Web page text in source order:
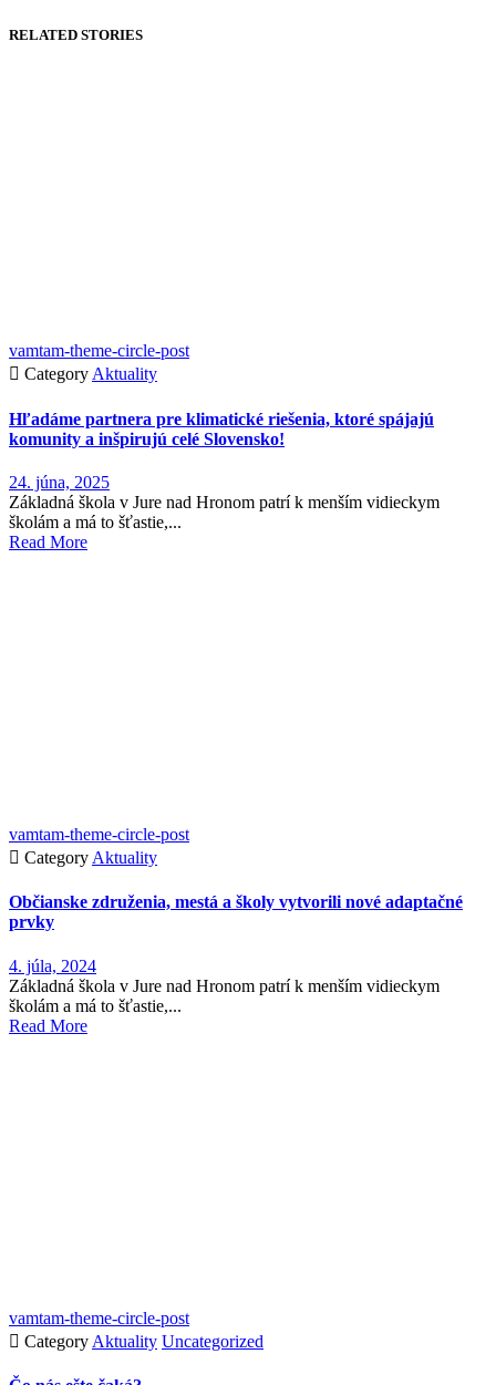
RELATED STORIES
vamtam-theme-circle-post
 CategoryAktuality
Hľadáme partnera pre klimatické riešenia, ktoré spájajú
komunity a inšpirujú celé Slovensko!
24. júna, 2025
Základná škola v Jure nad Hronom patrí k menším vidieckym
školám a má to šťastie,...
Read More
vamtam-theme-circle-post
 Category Aktuality
Občianske združenia, mestá a školy vytvorili nové adaptačné
prvky
4. júla, 2024
Základná škola v Jure nad Hronom patrí k menším vidieckym
školám a má to šťastie,...
Read More
vamtam-theme-circle-post
 Category Aktuality Uncategorized